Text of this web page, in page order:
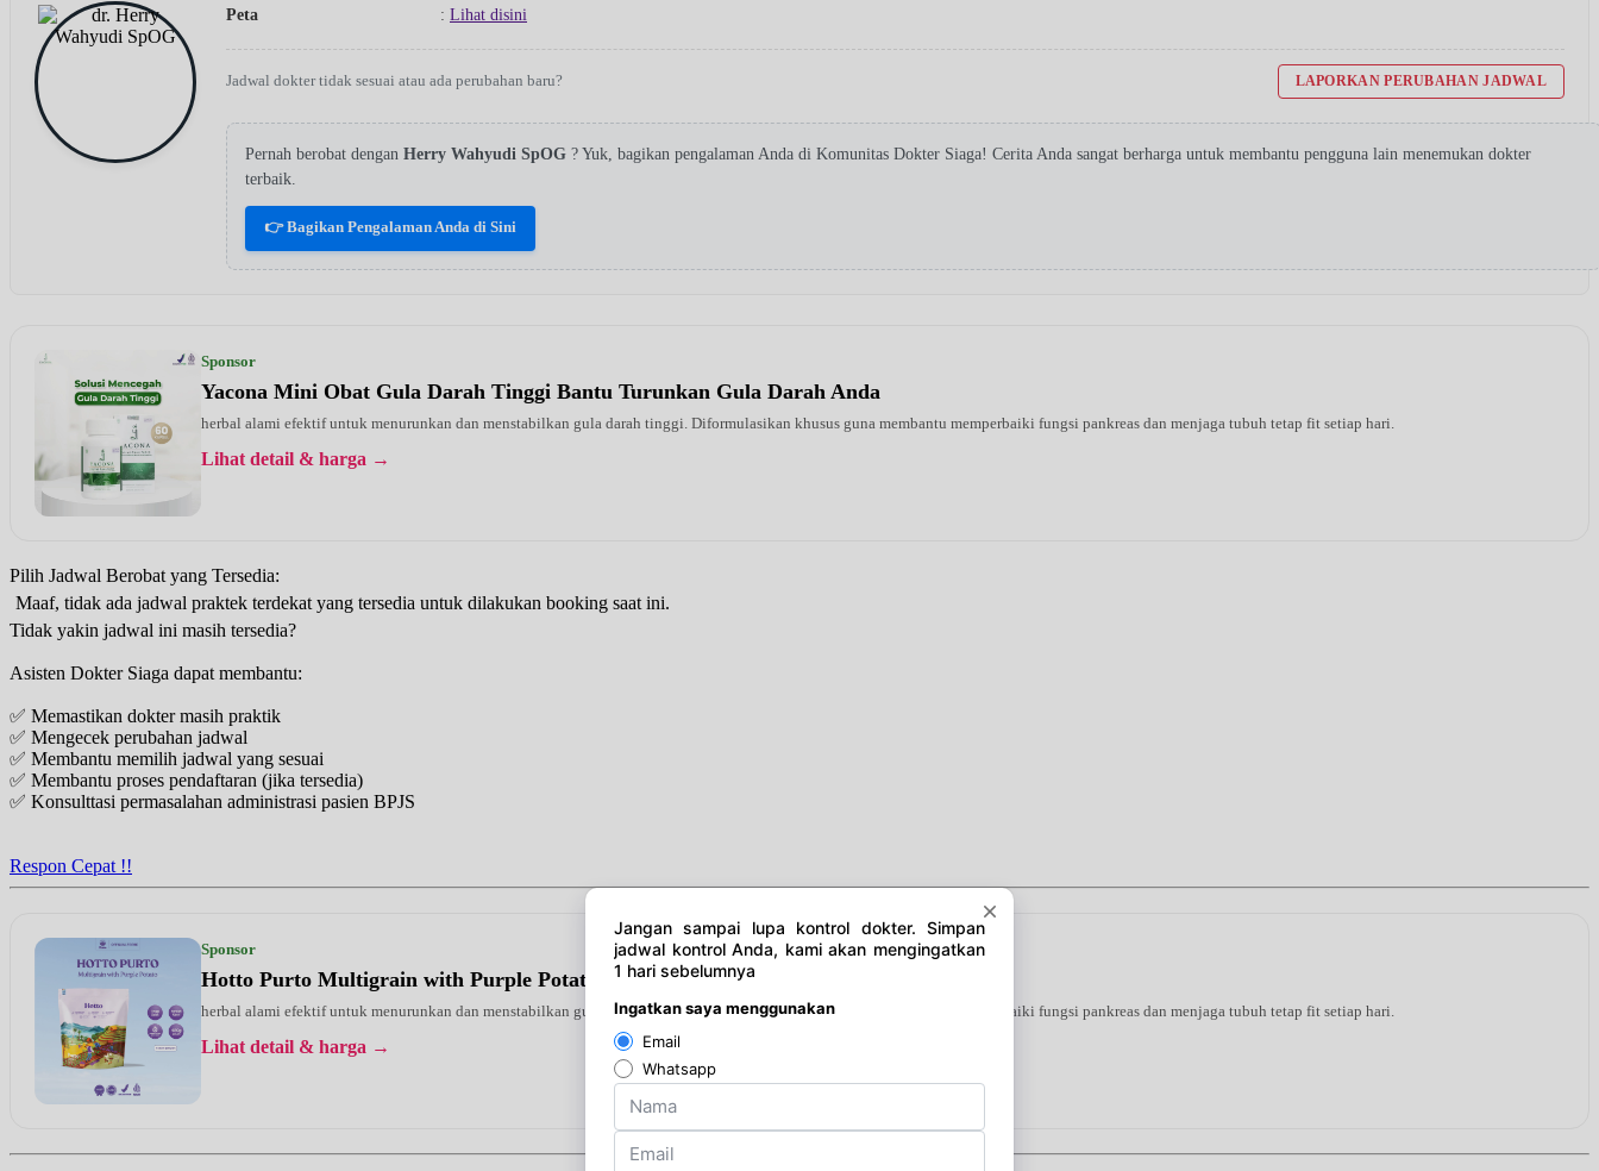
Peta
: Lihat disini
Jadwal dokter tidak sesuai atau ada perubahan baru? LAPORKAN PERUBAHAN JADWAL
Pernah berobat dengan Herry Wahyudi SpOG ? Yuk, bagikan pengalaman Anda di Komunitas Dokter Siaga! Cerita Anda sangat berharga untuk membantu pengguna lain menemukan dokter
terbaik.
👉 Bagikan Pengalaman Anda di Sini
Sponsor
Yacona Mini Obat Gula Darah Tinggi Bantu Turunkan Gula Darah Anda
herbal alami efektif untuk menurunkan dan menstabilkan gula darah tinggi. Diformulasikan khusus guna membantu memperbaiki fungsi pankreas dan menjaga tubuh tetap fit setiap hari.
Lihat detail & harga →
Pilih Jadwal Berobat yang Tersedia:
Maaf, tidak ada jadwal praktek terdekat yang tersedia untuk dilakukan booking saat ini.
Tidak yakin jadwal ini masih tersedia?
Asisten Dokter Siaga dapat membantu:
✅ Memastikan dokter masih praktik
✅ Mengecek perubahan jadwal
✅ Membantu memilih jadwal yang sesuai
✅ Membantu proses pendaftaran (jika tersedia)
✅ Konsulttasi permasalahan administrasi pasien BPJS
Respon Cepat !!
Sponsor
Hotto Purto Multigrain with Purple Potato
herbal alami efektif untuk menurunkan dan menstabilkan gula darah tinggi. Diformulasikan khusus guna membantu memperbaiki fungsi pankreas dan menjaga tubuh tetap fit setiap hari.
Lihat detail & harga →